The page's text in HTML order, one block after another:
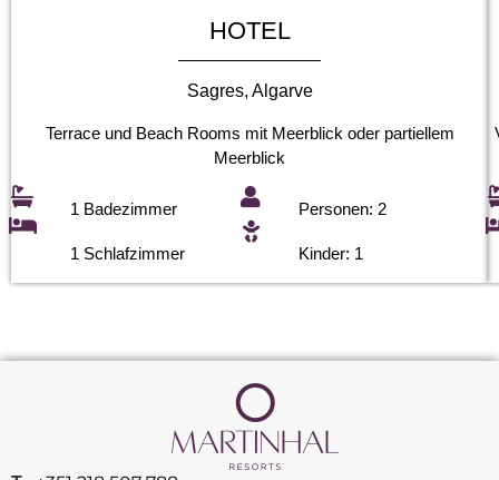
HOTEL
Sagres, Algarve
Terrace und Beach Rooms mit Meerblick oder partiellem
Meerblick
1 Badezimmer
1 Schlafzimmer
Personen: 2
Kinder: 1